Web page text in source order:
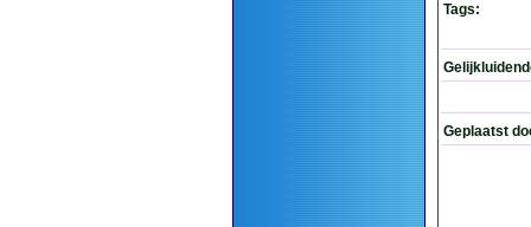
Tags:
Geplaatst